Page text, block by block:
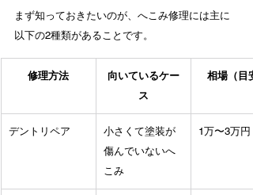
まず知っておきたいのが、へこみ修理には主に
以下の2種類があることです。
修理方法
向いているケー
ス
相場（目
デントリペア
小さくて塗装が
傷んでいないへ
こみ
1万〜3万円